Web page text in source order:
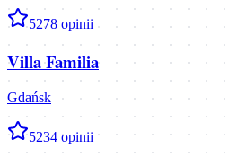
5278 opinii
Villa Familia
Gdańsk
5234 opinii